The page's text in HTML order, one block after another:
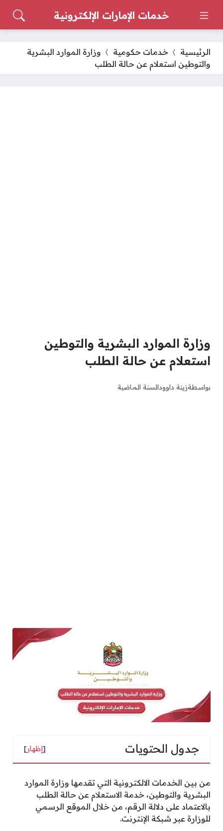
خدمات الإمارات الإلكترونية
الرئيسية خدمات حكومية
وزارة الموارد البشرية
والتوطين استعلام عن حالة الطلب
وزارة الموارد البشرية والتوطين
استعلام عن حالة الطلب
بواسطةزينة داوودالسنة الماضية
جدول الحتويات [إظهار]
من بين الخدمات الالكترونية التي تقدمها وزارة الموارد
البشرية والتوطين، خدمة الاستعلام عن حالة الطلب
بالاعتماد على دلالة الرقم، من خلال الموقع الرسمي
للوزارة عبر شبكة الإنترنت.